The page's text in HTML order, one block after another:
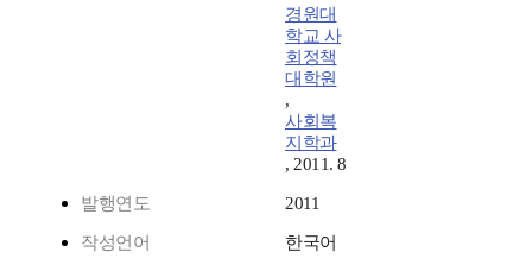
경원대
학교 사
회정책
대학원
,
사회복
지학과
, 2011. 8
발행연도 2011
작성언어 한국어